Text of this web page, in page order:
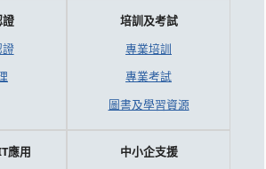
培訓及考試
專業培訓
專業考試
圖書及學習資源
應用
中小企支援